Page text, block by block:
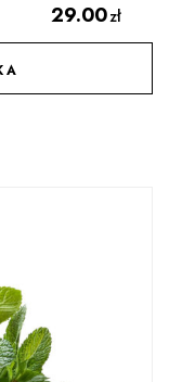
29.00zł